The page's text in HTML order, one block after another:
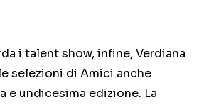
i talent show, infine, Verdiana
selezioni di Amici anche
e undicesima edizione. La